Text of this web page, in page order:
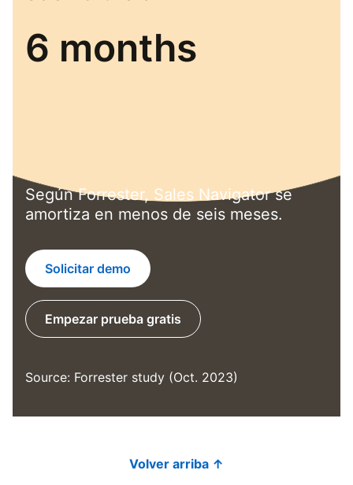
6 months
Según Forrester, Sales Navigator se
amortiza en menos de seis meses.
Solicitar demo
Empezar prueba gratis
opens in a new tab
Source: Forrester study (Oct. 2023)
Volver arriba ↑